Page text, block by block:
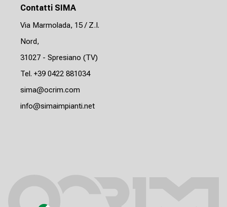
Contatti SIMA
Via Marmolada, 15 / Z.I.
Nord,
31027 - Spresiano (TV)
Tel. +39 0422 881034
sima@ocrim.com
info@simaimpianti.net